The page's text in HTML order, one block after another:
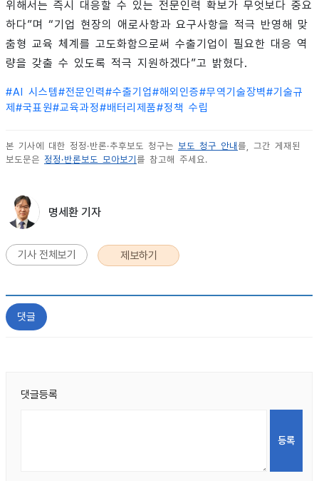
위해서는 즉시 대응할 수 있는 전문인력 확보가 무엇보다 중요
하다”며 “기업 현장의 애로사항과 요구사항을 적극 반영해 맞
춤형 교육 체계를 고도화함으로써 수출기업이 필요한 대응 역
량을 갖출 수 있도록 적극 지원하겠다”고 밝혔다.
#AI 시스템#전문인력#수출기업#해외인증#무역기술장벽#기술규
제 #국표원#교육과정#배터리제품#정책 수립
본 기사에 대한 정정·반론·추후보도 청구는 보도 청구 안내 를, 그간 게재된
보도문은 정정·반론보도 모아보기 를 참고해 주세요.
명세환 기자
기사 전체보기 제보하기
댓글
댓글등록